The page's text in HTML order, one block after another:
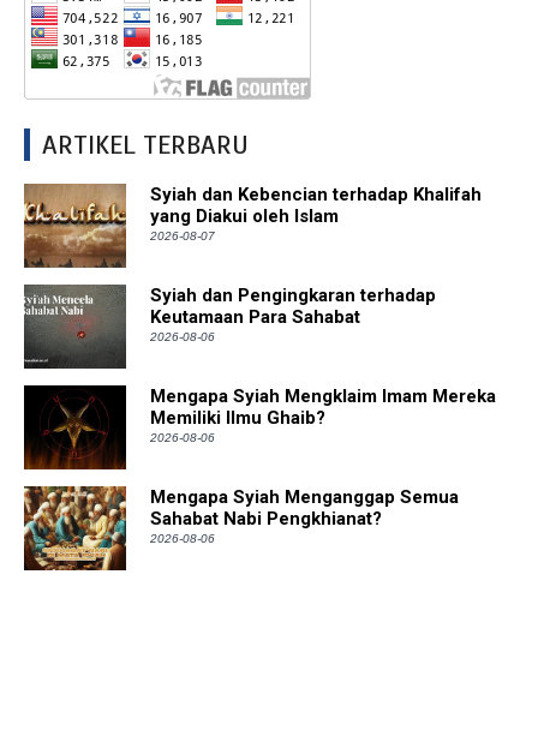
ARTIKEL TERBARU
Syiah dan Kebencian terhadap Khalifah
yang Diakui oleh Islam
2026-08-07
Syiah dan Pengingkaran terhadap
Keutamaan Para Sahabat
2026-08-06
Mengapa Syiah Mengklaim Imam Mereka
Memiliki Ilmu Ghaib?
2026-08-06
Mengapa Syiah Menganggap Semua
Sahabat Nabi Pengkhianat?
2026-08-06